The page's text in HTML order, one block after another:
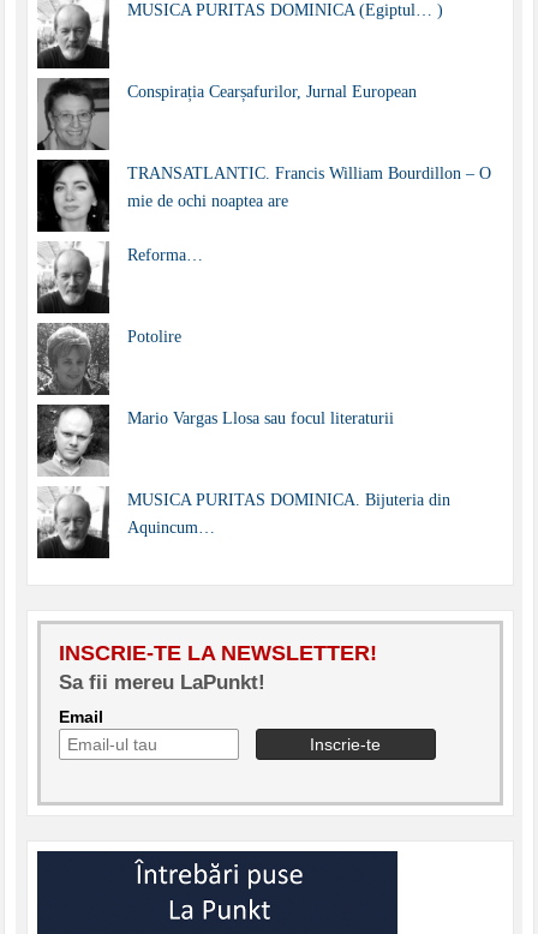
MUSICA PURITAS DOMINICA (Egiptul… )
Conspirația Cearșafurilor, Jurnal European
TRANSATLANTIC. Francis William Bourdillon – O
mie de ochi noaptea are
Reforma…
Potolire
Mario Vargas Llosa sau focul literaturii
MUSICA PURITAS DOMINICA. Bijuteria din
Aquincum…
INSCRIE-TE LA NEWSLETTER!
Sa fii mereu LaPunkt!
Email